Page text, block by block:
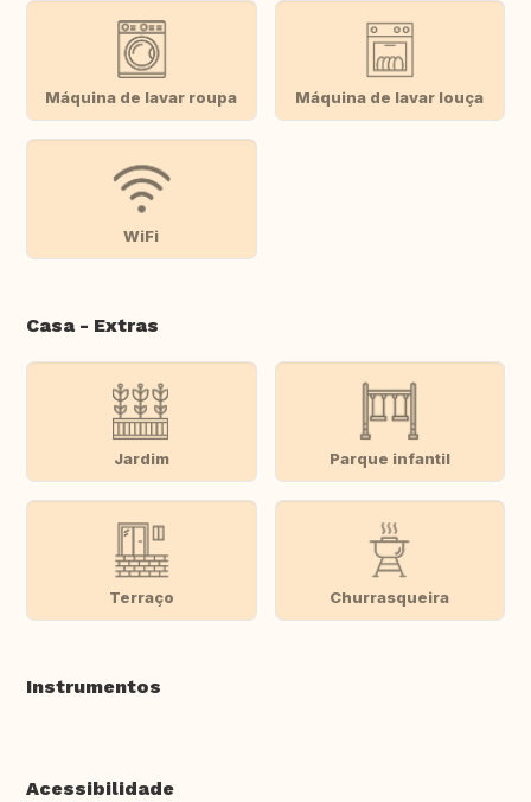
Máquina de lavar roupa Máquina de lavar louça
WiFi
Casa - Extras
Jardim Parque infantil
Terraço Churrasqueira
Instrumentos
Acessibilidade